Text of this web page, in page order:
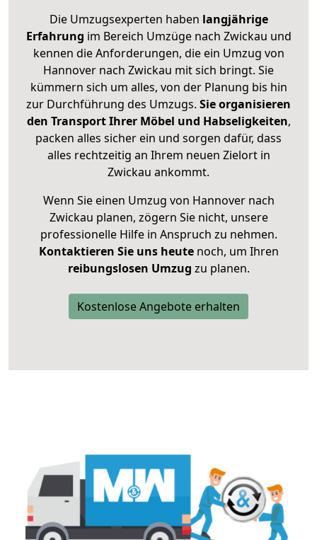
Die Umzugsexperten haben langjährige
Erfahrung im Bereich Umzüge nach Zwickau und
kennen die Anforderungen, die ein Umzug von
Hannover nach Zwickau mit sich bringt. Sie
kümmern sich um alles, von der Planung bis hin
zur Durchführung des Umzugs. Sie organisieren
den Transport Ihrer Möbel und Habseligkeiten,
packen alles sicher ein und sorgen dafür, dass
alles rechtzeitig an Ihrem neuen Zielort in
Zwickau ankommt.
Wenn Sie einen Umzug von Hannover nach
Zwickau planen, zögern Sie nicht, unsere
professionelle Hilfe in Anspruch zu nehmen.
Kontaktieren Sie uns heutenoch, um Ihren
reibungslosen Umzug zu planen.
Kostenlose Angebote erhalten